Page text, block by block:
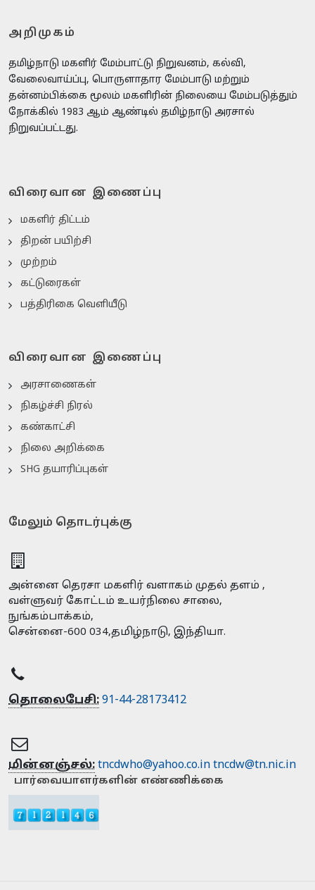
அறிமுகம்
தமிழ்நாடு மகளிர் மேம்பாட்டு நிறுவனம், கல்வி,
வேலைவாய்ப்பு, பொருளாதார மேம்பாடு மற்றும்
தன்னம்பிக்கை மூலம் மகளிரின் நிலையை மேம்படுத்தும்
நோக்கில் 1983 ஆம் ஆண்டில் தமிழ்நாடு அரசால்
நிறுவப்பட்டது.
விரைவான இணைப்பு
மகளிர் திட்டம்
திறன் பயிற்சி
முற்றம்
கட்டுரைகள்
பத்திரிகை வெளியீடு
விரைவான இணைப்பு
அரசாணைகள்
நிகழ்ச்சி நிரல்
கண்காட்சி
நிலை அறிக்கை
SHG தயாரிப்புகள்
மேலும் தொடர்புக்கு
அன்னை தெரசா மகளிர் வளாகம் முதல் தளம் ,
வள்ளுவர் கோட்டம் உயர்நிலை சாலை,
நுங்கம்பாக்கம்,
சென்னை-600 034,தமிழ்நாடு, இந்தியா.
தொலைபேசி: 91-44-28173412
மின்னஞ்சல்: tncdwho@yahoo.co.in tncdw@tn.nic.in
பார்வையாளர்களின் எண்ணிக்கை